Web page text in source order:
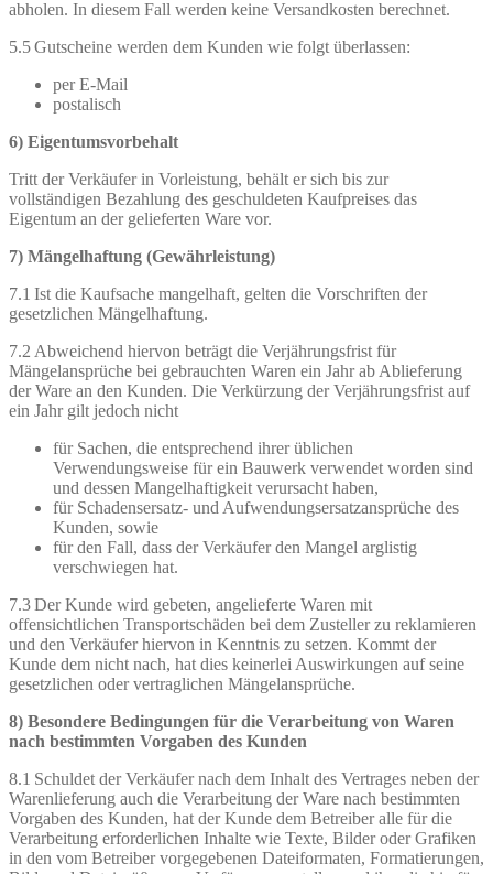
abholen. In diesem Fall werden keine Versandkosten berechnet.
5.5 Gutscheine werden dem Kunden wie folgt überlassen:
per E-Mail
postalisch
6) Eigentumsvorbehalt
Tritt der Verkäufer in Vorleistung, behält er sich bis zur
vollständigen Bezahlung des geschuldeten Kaufpreises das
Eigentum an der gelieferten Ware vor.
7) Mängelhaftung (Gewährleistung)
7.1 Ist die Kaufsache mangelhaft, gelten die Vorschriften der
gesetzlichen Mängelhaftung.
7.2 Abweichend hiervon beträgt die Verjährungsfrist für
Mängelansprüche bei gebrauchten Waren ein Jahr ab Ablieferung
der Ware an den Kunden. Die Verkürzung der Verjährungsfrist auf
ein Jahr gilt jedoch nicht
für Sachen, die entsprechend ihrer üblichen
Verwendungsweise für ein Bauwerk verwendet worden sind
und dessen Mangelhaftigkeit verursacht haben,
für Schadensersatz- und Aufwendungsersatzansprüche des
Kunden, sowie
für den Fall, dass der Verkäufer den Mangel arglistig
verschwiegen hat.
7.3 Der Kunde wird gebeten, angelieferte Waren mit
offensichtlichen Transportschäden bei dem Zusteller zu reklamieren
und den Verkäufer hiervon in Kenntnis zu setzen. Kommt der
Kunde dem nicht nach, hat dies keinerlei Auswirkungen auf seine
gesetzlichen oder vertraglichen Mängelansprüche.
8) Besondere Bedingungen für die Verarbeitung von Waren
nach bestimmten Vorgaben des Kunden
8.1 Schuldet der Verkäufer nach dem Inhalt des Vertrages neben der
Warenlieferung auch die Verarbeitung der Ware nach bestimmten
Vorgaben des Kunden, hat der Kunde dem Betreiber alle für die
Verarbeitung erforderlichen Inhalte wie Texte, Bilder oder Grafiken
in den vom Betreiber vorgegebenen Dateiformaten, Formatierungen,